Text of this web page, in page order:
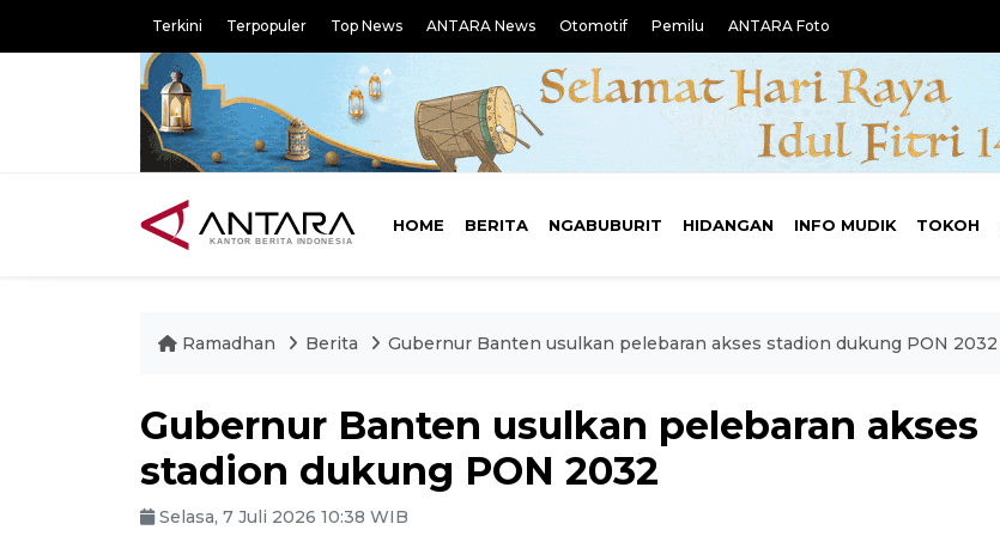
Terkini Terpopuler Top News ANTARA News Otomotif Pemilu ANTARA Foto
HOME BERITA NGABUBURIT HIDANGAN INFO MUDIK TOKOH
Ramadhan Berita Gubernur Banten usulkan pelebaran akses stadion dukung PON 2032
Gubernur Banten usulkan pelebaran akses
stadion dukung PON 2032
Selasa, 7 Juli 2026 10:38 WIB